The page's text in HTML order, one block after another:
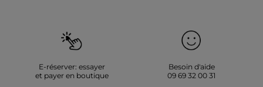
E-réserver: essayer
et payer en boutique
Besoin d'aide
09 69 32 00 31